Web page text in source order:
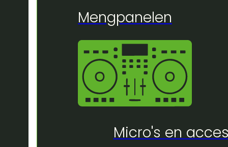
Mengpanelen
Micro's en